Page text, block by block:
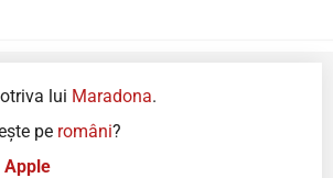
lui Maradona.
pe români?
Apple